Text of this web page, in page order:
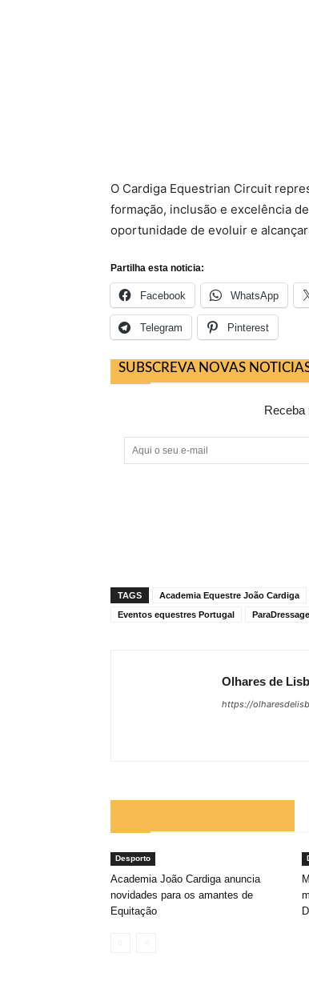
O Cardiga Equestrian Circuit
formação, inclusão e excelência
oportunidade de evoluir e
Partilha esta noticia:
Facebook WhatsApp
Telegram Pinterest
SUBSCREVA NOVAS
Receba
Aqui
o
TAGS Academia Equestre João Cardiga
Eventos equestres Portugal
ParaDressage
Olhares de
https://
Desporto
Academia João Cardiga anuncia
novidades para os amantes de
Equitação